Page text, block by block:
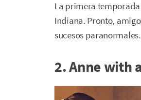
La primera
Indiana. Pronto,
sucesos paranormales.
2. Anne with